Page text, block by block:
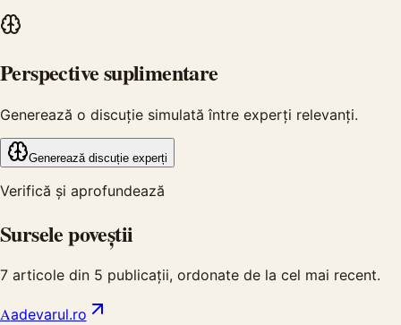
Perspective suplimentare
Generează o discuție simulată între experți relevanți.
Generează discuție experți
Verifică și aprofundează
Sursele poveștii
7 articole din 5 publicații, ordonate de la cel mai recent.
Aadevarul.ro